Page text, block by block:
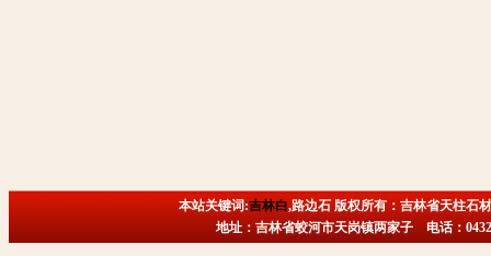
本站关键词:吉林白,路边石 版权所有：吉林省天柱石
地址：吉林省蛟河市天岗镇两家子 电话：